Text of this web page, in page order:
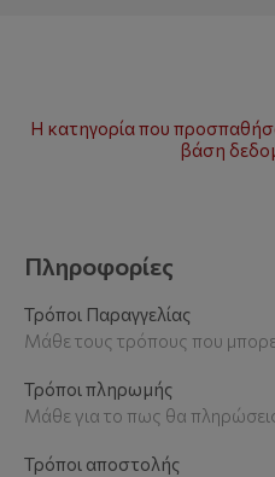
Η κατηγορία που
βάση
Πληροφορίες
Τρόποι Παραγγελίας
Μάθε τους τρόπους που
Τρόποι πληρωμής
Μάθε για το πως θα
Τρόποι αποστολής